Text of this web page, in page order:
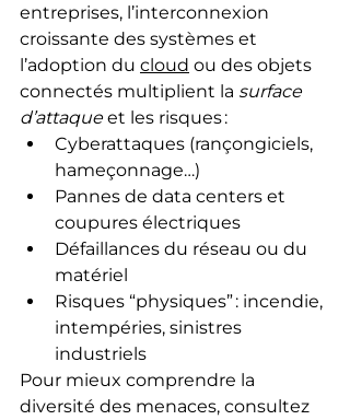
entreprises, l’interconnexion
croissante des systèmes et
l’adoption du cloud ou des objets
connectés multiplient la surface
d’attaque et les risques :
Cyberattaques (rançongiciels,
hameçonnage…)
Pannes de data centers et
coupures électriques
Défaillances du réseau ou du
matériel
Risques “physiques” : incendie,
intempéries, sinistres
industriels
Pour mieux comprendre la
diversité des menaces, consultez